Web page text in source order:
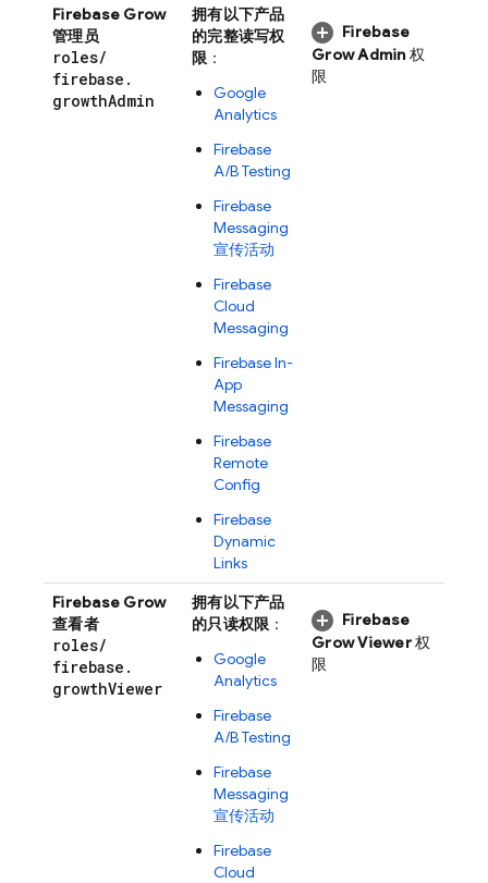
Firebase Grow
管理员
roles/
firebase .
growthAdmin
拥有以下产品
的完整读写权
限 ：
Google
Analytics
Firebase
A/B Testing
Firebase
Messaging
宣传活动
Firebase
Cloud
Messaging
Firebase In-
App
Messaging
Firebase
Remote
Config
Firebase
Dynamic
Links
Firebase
Grow Admin 权
限
Firebase Grow
查看者
roles/
firebase .
growthViewer
拥有以下产品
的只读权限 ：
Google
Analytics
Firebase
A/B Testing
Firebase
Messaging
宣传活动
Firebase
Cloud
Firebase
Grow Viewer权
限